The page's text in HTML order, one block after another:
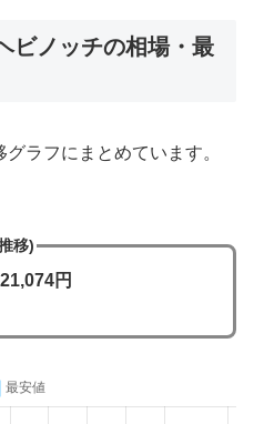
ビノッチの相場・最
ラフにまとめています。
移)
円